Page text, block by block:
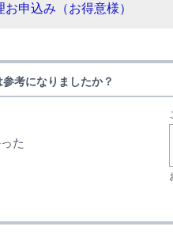
お申込み（お得意様）
考になりましたか？
た